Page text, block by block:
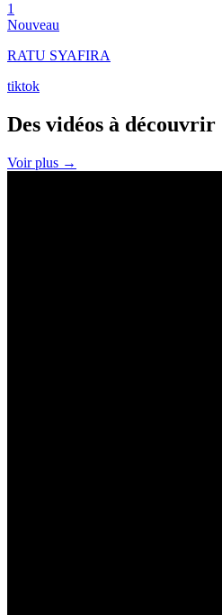
1
Nouveau
RATU SYAFIRA
tiktok
Des vidéos à découvrir
Voir plus →